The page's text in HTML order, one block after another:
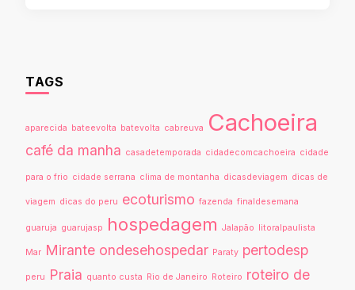
TAGS
aparecida bateevolta batevolta cabreuva Cachoeira
café da manha casadetemporada cidadecomcachoeira cidade
para o frio cidade serrana clima de montanha dicasdeviagem dicas de
viagem dicas do peru ecoturismo fazenda finaldesemana
guaruja guarujasp hospedagem Jalapão litoralpaulista
Mar Mirante ondesehospedar Paraty pertodesp
peru Praia quanto custa Rio de Janeiro Roteiro roteiro de